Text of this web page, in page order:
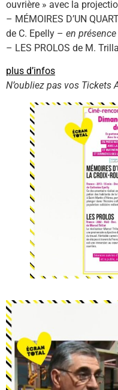
ouvrière » avec la
– MÉMOIRES D’UN
de C. Epelly – en
– LES PROLOS de M.
plus d’infos
N’oubliez pas vos Tickets